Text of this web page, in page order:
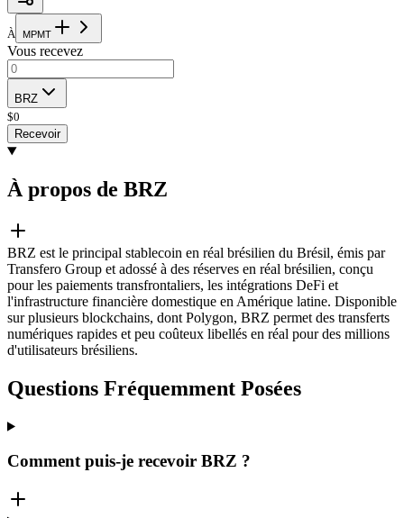
À MPMT
Vous recevez
BRZ
$0
Recevoir
À propos de BRZ
BRZ est le principal stablecoin en réal brésilien du Brésil, émis par
Transfero Group et adossé à des réserves en réal brésilien, conçu
pour les paiements transfrontaliers, les intégrations DeFi et
l'infrastructure financière domestique en Amérique latine. Disponible
sur plusieurs blockchains, dont Polygon, BRZ permet des transferts
numériques rapides et peu coûteux libellés en réal pour des millions
d'utilisateurs brésiliens.
Questions Fréquemment Posées
Comment puis-je recevoir BRZ ?